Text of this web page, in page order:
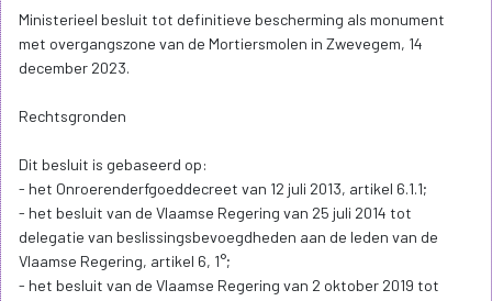
2° het vrijwaren van een visuele openheid: het zicht vanaf de
molen (om functionele redenen, met name het goed kunnen
inschatten van de weeromstandigheden) en het zicht op de
de visuele openheid versterken;
respectievelijk grondstoffen en producten, wat ook essentieel is
voor de werking als machine, bijvoorbeeld door het behoud en
onderhoud van een molenbaantje dat ook dienst kan doen voor
onderhouds- en restauratiewerken.
Art. 4.1. De zakelijkrechthouder en de gebruiker houden het